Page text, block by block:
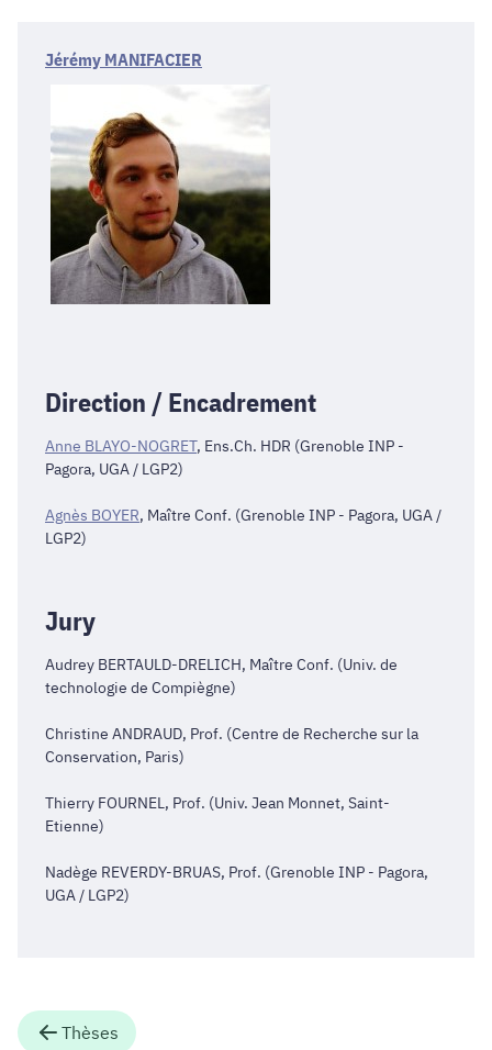
Jérémy MANIFACIER
Direction / Encadrement
Anne BLAYO-NOGRET, Ens.Ch. HDR (Grenoble INP -
Pagora, UGA / LGP2)
Agnès BOYER, Maître Conf. (Grenoble INP - Pagora, UGA /
LGP2)
Jury
Audrey BERTAULD-DRELICH, Maître Conf. (Univ. de
technologie de Compiègne)
Christine ANDRAUD, Prof. (Centre de Recherche sur la
Conservation, Paris)
Thierry FOURNEL, Prof. (Univ. Jean Monnet, Saint-
Etienne)
Nadège REVERDY-BRUAS, Prof. (Grenoble INP - Pagora,
UGA / LGP2)
Thèses